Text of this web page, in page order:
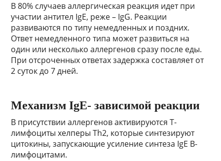
В 80% случаев аллергическая реакция идет при
участии антител IgE, реже – IgG. Реакции
развиваются по типу немедленных и поздних.
Ответ немедленного типа может развиться на
один или несколько аллергенов сразу после еды.
При отсроченных ответах задержка составляет от
2 суток до 7 дней.
Механизм IgE- зависимой реакции
В присутствии аллергенов активируются Т-
лимфоциты хелперы Th2, которые синтезируют
цитокины, запускающие усиление синтеза IgE В-
лимфоцитами.